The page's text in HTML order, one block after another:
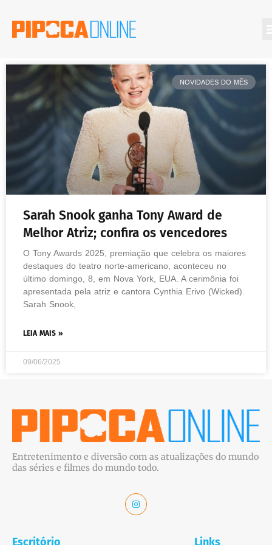
NOVIDADES DO MÊS
Sarah Snook ganha Tony Award de
Melhor Atriz; confira os vencedores
O Tony Awards 2025, premiação que celebra os maiores
destaques do teatro norte-americano, aconteceu no
último domingo, 8, em Nova York, EUA. A cerimônia foi
apresentada pela atriz e cantora Cynthia Erivo (Wicked).
Sarah Snook,
LEIA MAIS »
09/06/2025
Entretenimento e diversão com as atualizações do mundo
das séries e filmes do mundo todo.
Escritório Links